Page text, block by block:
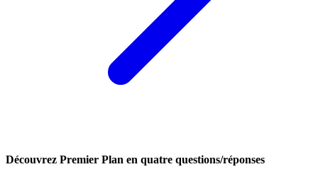
Découvrez Premier Plan en quatre questions/réponses